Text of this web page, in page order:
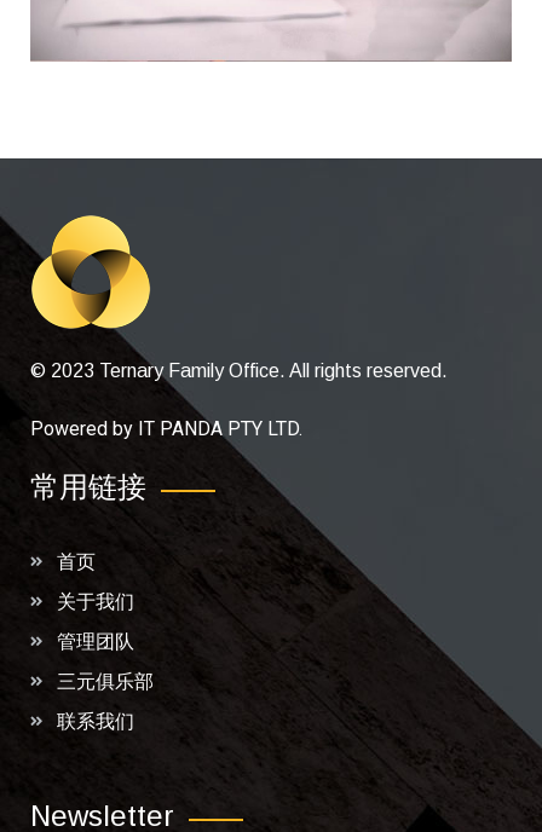
© 2023 Ternary Family Office. All rights reserved.
Powered by IT PANDA PTY LTD.
常用链接
首页
关于我们
管理团队
三元俱乐部
联系我们
Newsletter